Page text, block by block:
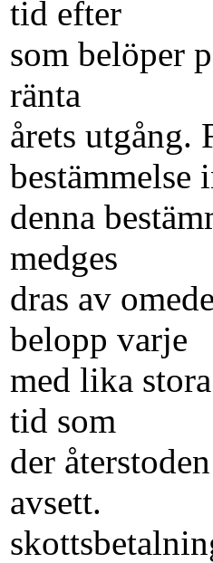
tid efter
som belöper
ränta
årets utgång.
bestämmelse
denna
medges
dras av
belopp varje
med lika
tid som
der
avsett.